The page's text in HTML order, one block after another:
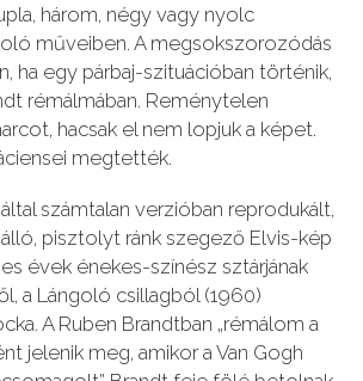
három, négy vagy nyolc
műveiben. A megsokszorozódás
ha egy párbaj-szituációban történik,
rémálmában. Reménytelen
hacsak el nem lopjuk a képet.
megtették.
számtalan verzióban reprodukált,
pisztolyt ránk szegező Elvis-kép
évek énekes-színész sztárjának
a Lángoló csillagból (1960)
A Ruben Brandtban „rémálom a
jelenik meg, amikor a Van Gogh